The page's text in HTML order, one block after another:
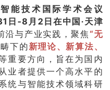
能技术国际学术会议
日-8月2日在中国·天津
沿与产业实践，聚焦 “无
下的新理论、新算法、
重要方向，旨在为国内
业者提供一个高水平的
统与智能技术领域科研